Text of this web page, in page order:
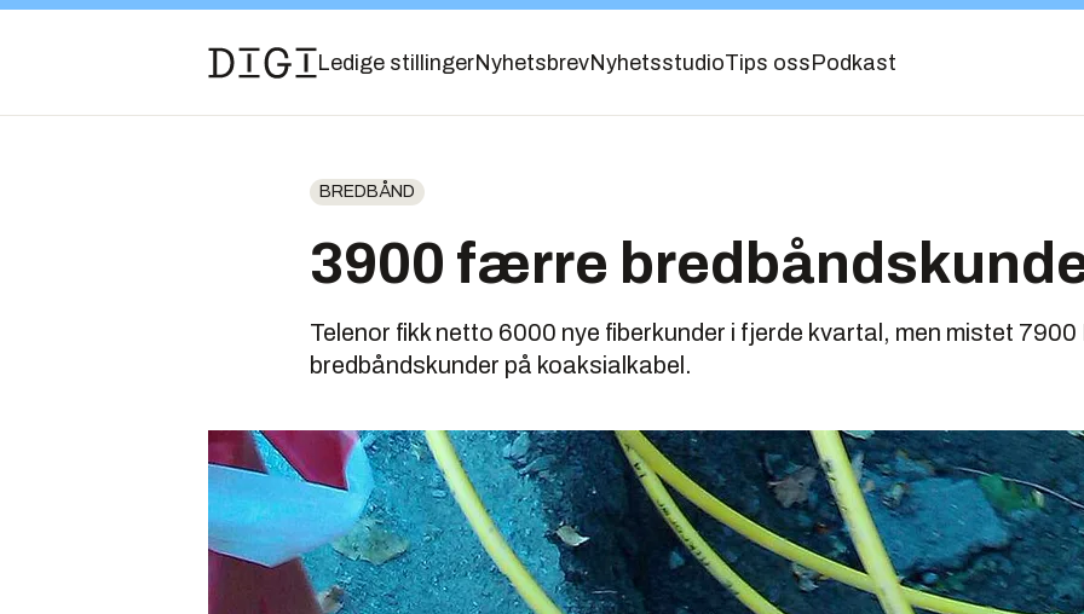
Ledige stillingerNyhetsbrevNyhetsstudioTips oss Podkast
BREDBÅND
3900 færre
Telenor fikk netto 6000 nye fiberkunder i fjerde kvartal, men mistet
bredbåndskunder på koaksialkabel.